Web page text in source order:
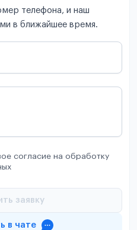
телефона, и наш
в ближайшее время.
согласие на обработку
заявку
в чате